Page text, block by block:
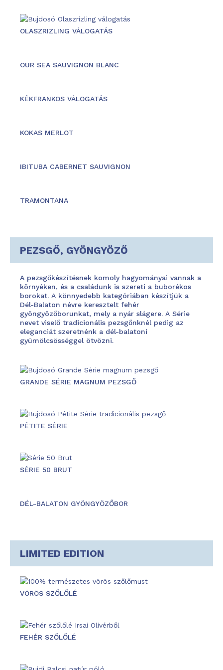
OLASZRIZLING VÁLOGATÁS
OUR SEA SAUVIGNON BLANC
KÉKFRANKOS VÁLOGATÁS
KOKAS MERLOT
IBITUBA CABERNET SAUVIGNON
TRAMONTANA
PEZSGŐ, GYÖNGYÖZŐ
A pezsgőkészítésnek komoly hagyományai vannak a
környéken, és a családunk is szereti a buborékos
borokat. A könnyedebb kategóriában készítjük a
Dél-Balaton névre keresztelt fehér
gyöngyözőborunkat, mely a nyár slágere. A Série
nevet viselő tradicionális pezsgőnknél pedig az
eleganciát szeretnénk a dél-balatoni
gyümölcsösséggel ötvözni.
GRANDE SÉRIE MAGNUM PEZSGŐ
PÉTITE SÉRIE
SÉRIE 50 BRUT
DÉL-BALATON GYÖNGYÖZŐBOR
LIMITED EDITION
VÖRÖS SZŐLŐLÉ
FEHÉR SZŐLŐLÉ